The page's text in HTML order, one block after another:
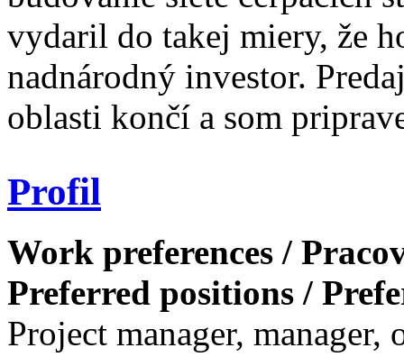
vydaril do takej miery, že
nadnárodný investor.
oblasti končí a som
Profil
Work preferences /
Preferred positions /
Project manager, manager,